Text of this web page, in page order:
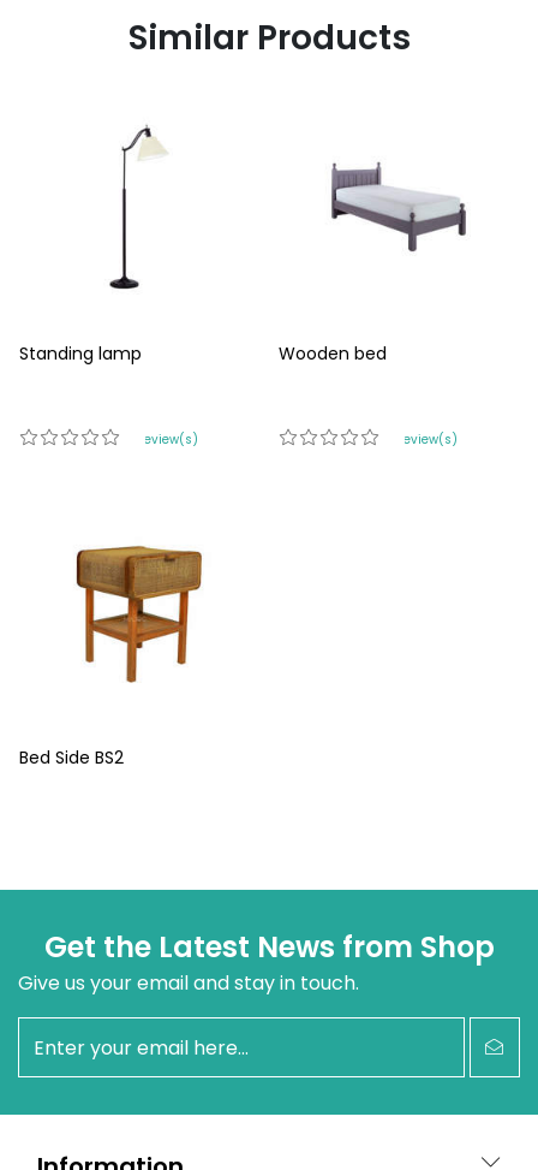
Similar Products
Standing lamp
0 review(s)
Wooden bed
0 review(s)
Bed Side BS2
Get the Latest News from Shop
Give us your email and stay in touch.
newsletter